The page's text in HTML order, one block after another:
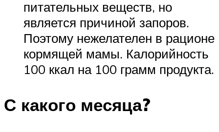
питательных веществ, но
является причиной запоров.
Поэтому нежелателен в рационе
кормящей мамы. Калорийность
100 ккал на 100 грамм продукта.
С какого месяца?